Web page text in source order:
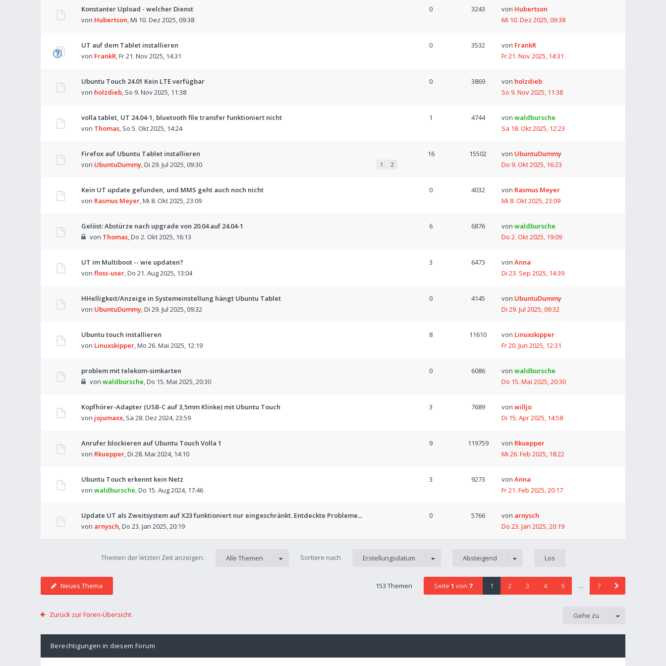
Konstanter Upload - welcher Dienst
von Hubertson,Mi 10. Dez 2025, 09:38
0 3243 von Hubertson
Mi 10. Dez 2025, 09:38
UT auf dem Tablet installieren
von FrankR,Fr 21. Nov 2025, 14:31
0 3532 von FrankR
Fr 21. Nov 2025, 14:31
Ubuntu Touch 24.01 Kein LTE verfügbar
von holzdieb, So 9. Nov 2025, 11:38
0 3869 von holzdieb
So 9. Nov 2025, 11:38
volla tablet, UT 24.04-1, bluetooth file transfer funktioniert nicht
von Thomas, So 5. Okt 2025, 14:24
1 4744 von waldbursche
Sa 18. Okt 2025, 12:23
Firefox auf Ubuntu Tablet installieren
von UbuntuDummy,Di 29. Jul 2025, 09:30 1 2
16 15502 von UbuntuDummy
Do 9. Okt 2025, 16:23
Kein UT update gefunden, und MMS geht auch noch nicht
von Rasmus Meyer,Mi 8. Okt 2025, 23:09
0 4032 von Rasmus Meyer
Mi 8. Okt 2025, 23:09
Gelöst: Abstürze nach upgrade von 20.04 auf 24.04-1
von Thomas,Do 2. Okt 2025, 16:13
6 6876 von waldbursche
Do 2. Okt 2025, 19:09
UT im Multiboot -- wie updaten?
von floss-user,Do 21. Aug 2025, 13:04
3 6473 von Anna
Di 23. Sep 2025, 14:39
HHelligkeit/Anzeige in Systemeinstellung hängt Ubuntu Tablet
von UbuntuDummy,Di 29. Jul 2025, 09:32
0 4145 von UbuntuDummy
Di 29. Jul 2025, 09:32
Ubuntu touch installieren
von Linuxskipper,Mo 26. Mai 2025, 12:19
8 11610 von Linuxskipper
Fr 20. Jun 2025, 12:31
problem mit telekom-simkarten
von waldbursche,Do 15. Mai 2025, 20:30
0 6086 von waldbursche
Do 15. Mai 2025, 20:30
Kopfhörer-Adapter (USB-C auf 3,5mm Klinke) mit Ubuntu Touch
von jojumaxx, Sa 28. Dez 2024, 23:59
3 7689 von willjo
Di 15. Apr 2025, 14:58
Anrufer blockieren auf Ubuntu Touch Volla 1
von Rkuepper,Di 28. Mai 2024, 14:10
9 119759 von Rkuepper
Mi 26. Feb 2025, 18:22
Ubuntu Touch erkennt kein Netz
von waldbursche,Do 15. Aug 2024, 17:46
3 9273 von Anna
Fr 21. Feb 2025, 20:17
Update UT als Zweitsystem auf X23 funktioniert nur eingeschränkt. Entdeckte Probleme...
von arnysch,Do 23. Jan 2025, 20:19
0 5766 von arnysch
Do 23. Jan 2025, 20:19
Themen der letzten Zeit anzeigen: Alle Themen Sortiere nach Erstellungsdatum Absteigend
Neues Thema 153 Themen Seite 1 von 7 1 2 3 4 5 … 7
Zurück zur Foren-Übersicht Gehe zu
Berechtigungen in diesem Forum